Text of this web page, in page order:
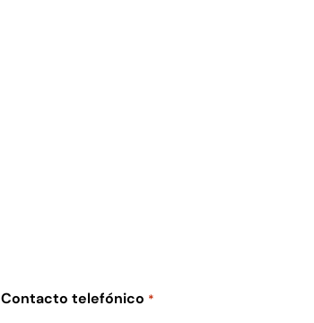
Contacto telefónico *